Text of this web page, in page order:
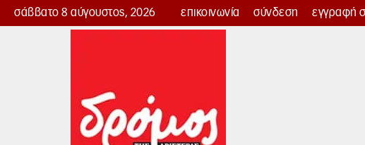
σάββατο 8 αύγουστος, 2026 επικοινωνία σύνδεση εγγραφή
Δρόμος